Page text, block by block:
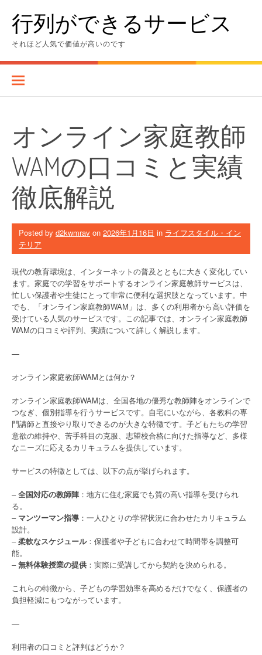
content行列ができるサービス
それほど人気で価値が高いのです
オンライン家庭教師
WAMの口コミと実績
徹底解説
Posted by d2kwmrav on 2026年1月16日 in ライフスタイル・イン
テリア
現代の教育環境は、インターネットの普及とともに大きく変化してい
ます。家庭での学習をサポートするオンライン家庭教師サービスは、
忙しい保護者や生徒にとって非常に便利な選択肢となっています。中
でも、「オンライン家庭教師WAM」は、多くの利用者から高い評価を
受けている人気のサービスです。この記事では、オンライン家庭教師
WAMの口コミや評判、実績について詳しく解説します。
—
オンライン家庭教師WAMとは何か？
オンライン家庭教師WAMは、全国各地の優秀な教師陣をオンラインで
つなぎ、個別指導を行うサービスです。自宅にいながら、各教科の専
門講師と直接やり取りできるのが大きな特徴です。子どもたちの学習
意欲の維持や、苦手科目の克服、志望校合格に向けた指導など、多様
なニーズに応えるカリキュラムを提供しています。
サービスの特徴としては、以下の点が挙げられます。
–全国対応の教師陣 ：地方に住む家庭でも質の高い指導を受けられ
る。
– マンツーマン指導 ：一人ひとりの学習状況に合わせたカリキュラム
設計。
–柔軟なスケジュール：保護者や子どもに合わせて時間帯を調整可
能。
–無料体験授業の提供 ：実際に受講してから契約を決められる。
これらの特徴から、子どもの学習効率を高めるだけでなく、保護者の
負担軽減にもつながっています。
—
利用者の口コミと評判はどうか？